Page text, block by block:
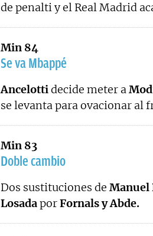
de penalti y el Real Madrid
Min 84
Se va Mbappé
Ancelottidecide meter a
se levanta para ovacionar al
Min 83
Doble cambio
Dos sustituciones de Manuel
LosadaporFornals y Abde.